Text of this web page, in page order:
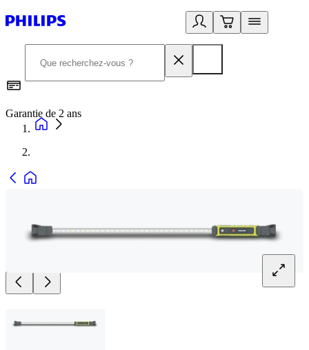
Garantie de 2 ans